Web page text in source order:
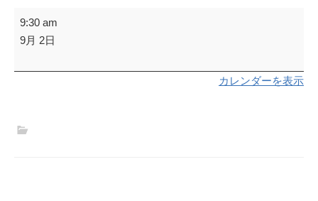
子
ど
と
9:30 am
9月 2日
カレンダーを表示